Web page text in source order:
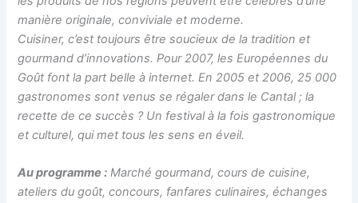
manière originale, conviviale et moderne.
Cuisiner, c’est toujours être soucieux de la tradition et
gourmand d’innovations. Pour 2007, les Européennes du
Goût font la part belle à internet. En 2005 et 2006, 25 000
gastronomes sont venus se régaler dans le Cantal ; la
recette de ce succès ? Un festival à la fois gastronomique
et culturel, qui met tous les sens en éveil.
Au programme : Marché gourmand, cours de cuisine,
ateliers du goût, concours, fanfares culinaires, échanges